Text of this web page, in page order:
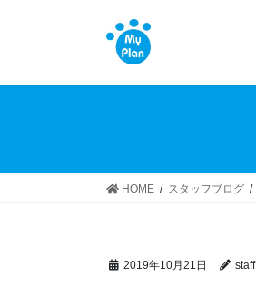
HOME スタッフブログ
2019年10月21日 staff